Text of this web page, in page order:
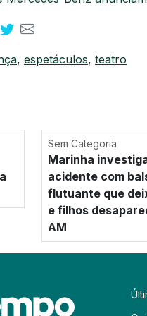
, espetáculos, teatro
Sem Categoria
Marinha
acidente com
flutuante que
e filhos
AM